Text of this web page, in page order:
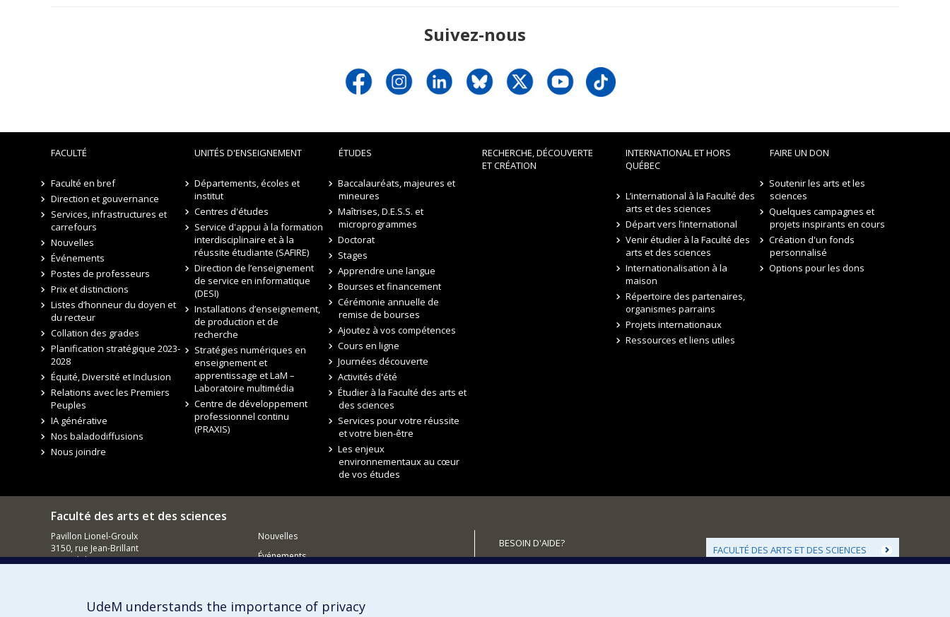
Suivez-nous
FACULTÉ
Faculté en bref
Direction et gouvernance
Services, infrastructures et
carrefours
Nouvelles
Événements
Postes de professeurs
Prix et distinctions
Listes d’honneur du doyen et
du recteur
Collation des grades
Planification stratégique 2023-
2028
Équité, Diversité et Inclusion
Relations avec les Premiers
Peuples
IA générative
Nos baladodiffusions
Nous joindre
UNITÉS D'ENSEIGNEMENT
Départements, écoles et
institut
Centres d'études
Service d'appui à la formation
interdisciplinaire et à la
réussite étudiante (SAFIRE)
Direction de l’enseignement
de service en informatique
(DESI)
Installations d’enseignement,
de production et de
recherche
Stratégies numériques en
enseignement et
apprentissage et LaM –
Laboratoire multimédia
Centre de développement
professionnel continu
(PRAXIS)
ÉTUDES
Baccalauréats, majeures et
mineures
Maîtrises, D.E.S.S. et
microprogrammes
Doctorat
Stages
Apprendre une langue
Bourses et financement
Cérémonie annuelle de
remise de bourses
Ajoutez à vos compétences
Cours en ligne
Journées découverte
Activités d'été
Étudier à la Faculté des arts et
des sciences
Services pour votre réussite
et votre bien-être
Les enjeux
environnementaux au cœur
de vos études
RECHERCHE, DÉCOUVERTE
ET CRÉATION
INTERNATIONAL ET HORS
QUÉBEC
L’international à la Faculté des
arts et des sciences
Départ vers l’international
Venir étudier à la Faculté des
arts et des sciences
Internationalisation à la
maison
Répertoire des partenaires,
organismes parrains
Projets internationaux
Ressources et liens utiles
FAIRE UN DON
Soutenir les arts et les
sciences
Quelques campagnes et
projets inspirants en cours
Création d'un fonds
personnalisé
Options pour les dons
Faculté des arts et des sciences
Pavillon Lionel-Groulx
3150, rue Jean-Brillant
Montréal QC
Nouvelles
Événements
BESOIN D'AIDE?
Plan du site
FACULTÉ DES ARTS ET DES SCIENCES
UdeM understands the importance of privacy